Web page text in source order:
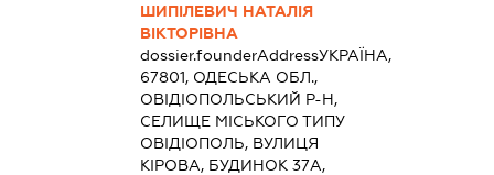
ШИПІЛЕВИЧ НАТАЛІЯ
ВІКТОРІВНА
dossier.founderAddressУКРАЇНА,
67801, ОДЕСЬКА ОБЛ.,
ОВІДІОПОЛЬСЬКИЙ Р-Н,
СЕЛИЩЕ МІСЬКОГО ТИПУ
ОВІДІОПОЛЬ, ВУЛИЦЯ
КІРОВА, БУДИНОК 37А,